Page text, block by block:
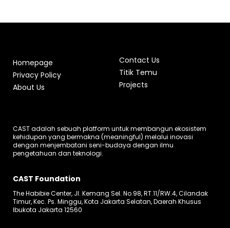
Homepage
Privacy Policy
About Us
Contact Us
Titik Temu
Projects
CAST adalah sebuah platform untuk membangun ekosistem
kehidupan yang bermakna (meaningful) melalui inovasi
dengan menjembatani seni-budaya dengan ilmu
pengetahuan dan teknologi.
CAST Foundation
The Habibie Center, Jl. Kemang Sel. No.98, RT.11/RW.4, Cilandak
Timur, Kec. Ps. Minggu, Kota Jakarta Selatan, Daerah Khusus
Ibukota Jakarta 12560